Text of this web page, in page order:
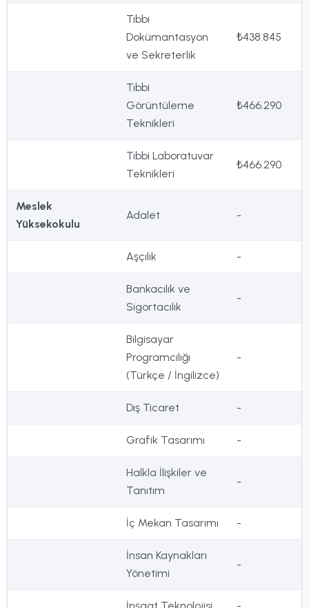
Tıbbi
Dokümantasyon
ve Sekreterlik
₺438.845
Tıbbi
Görüntüleme
Teknikleri
₺466.290
Tıbbi Laboratuvar
Teknikleri
₺466.290
Meslek
Yüksekokulu
Adalet -
Aşçılık -
Bankacılık ve
Sigortacılık
-
Bilgisayar
Programcılığı
(Türkçe / İngilizce)
-
Dış Ticaret -
Grafik Tasarımı -
Halkla İlişkiler ve
Tanıtım
-
İç Mekan Tasarımı -
İnsan Kaynakları
Yönetimi
-